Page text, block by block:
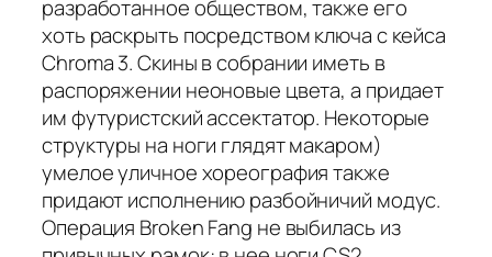
разработанное обществом, также его
хоть раскрыть посредством ключа с кейса
Chroma 3. Скины в собрании иметь в
распоряжении неоновые цвета, а придает
им футуристский ассектатор. Некоторые
структуры на ноги глядят макаром)
умелое уличное хореография также
придают исполнению разбойничий модус.
Операция Broken Fang не выбилась из